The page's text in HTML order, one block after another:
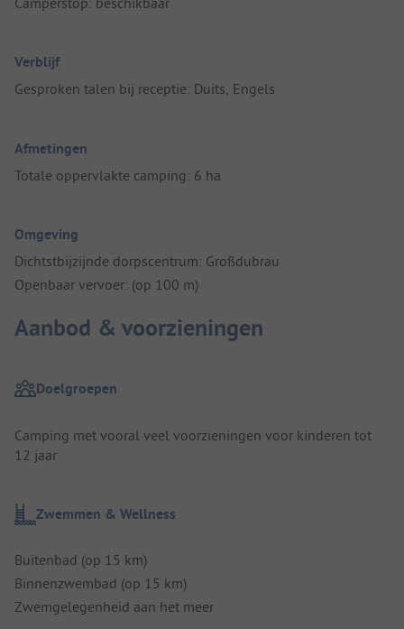
Verblijf
Gesproken talen bij receptie: Duits, Engels
Afmetingen
Totale oppervlakte camping: 6 ha
Omgeving
Dichtstbijzijnde dorpscentrum: Großdubrau
Openbaar vervoer: (op 100 m)
Aanbod & voorzieningen
Doelgroepen
Camping met vooral veel voorzieningen voor kinderen tot
12 jaar
Zwemmen & Wellness
Buitenbad (op 15 km)
Binnenzwembad (op 15 km)
Zwemgelegenheid aan het meer